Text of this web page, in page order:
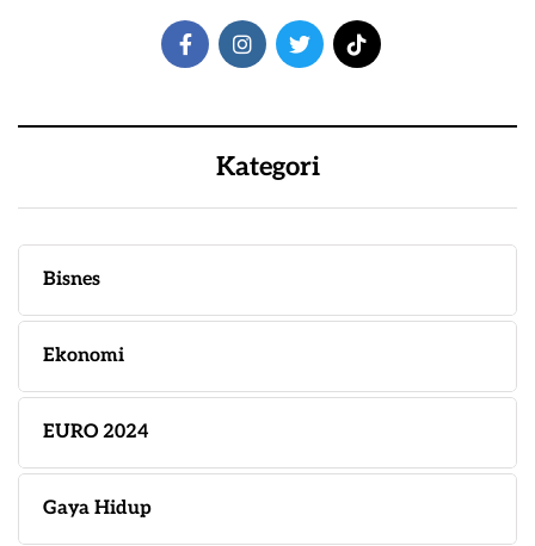
Kategori
Bisnes
Ekonomi
EURO 2024
Gaya Hidup